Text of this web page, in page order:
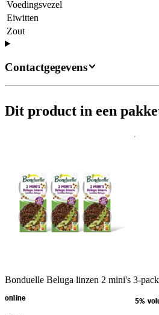
Voedingsvezel
Eiwitten
Zout
Contactgegevens
Dit product in een
Bonduelle Beluga linzen 2 mini's 3-pack
online 5%